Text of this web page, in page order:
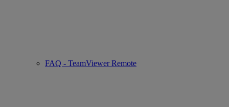
FAQ - TeamViewer Remote